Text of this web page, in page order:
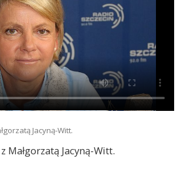
Jacyną-Witt.
Małgorzatą Jacyną-Witt.